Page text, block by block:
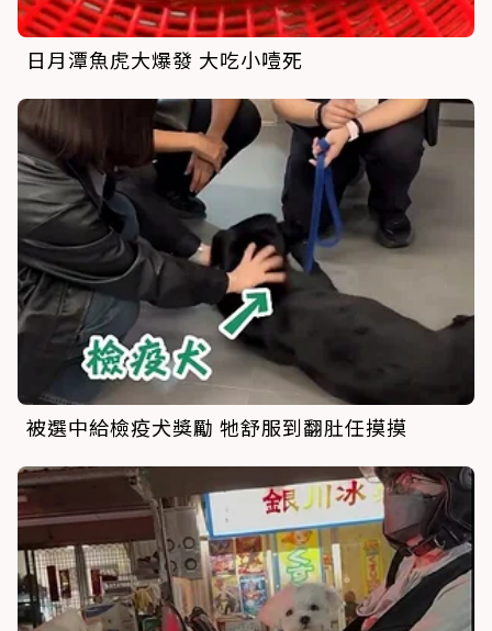
日月潭魚虎大爆發 大吃小噎死
被選中給檢疫犬獎勵 牠舒服到翻肚任摸摸